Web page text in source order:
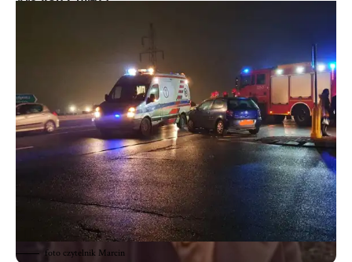
foto czytelnik Marcin